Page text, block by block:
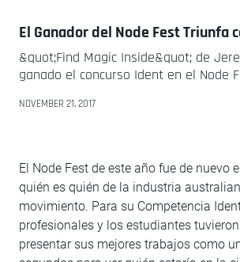
El Ganador del Node Fest Triunfa
&quot;Find Magic Inside&quot; de
ganado el concurso Ident en el Node
NOVEMBER 21, 2017
El Node Fest de este año fue de nuevo
quién es quién de la industria
movimiento. Para su Competencia
profesionales y los estudiantes
presentar sus mejores trabajos como